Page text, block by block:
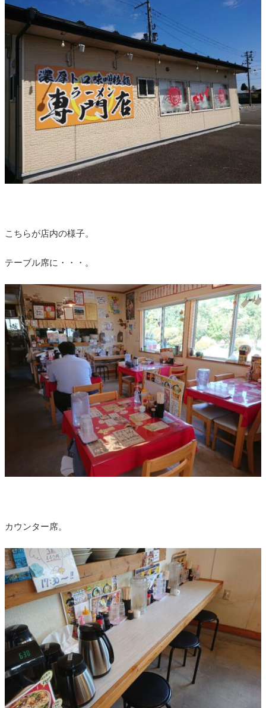
こちらが店内の様子。
テーブル席に・・・。
カウンター席。